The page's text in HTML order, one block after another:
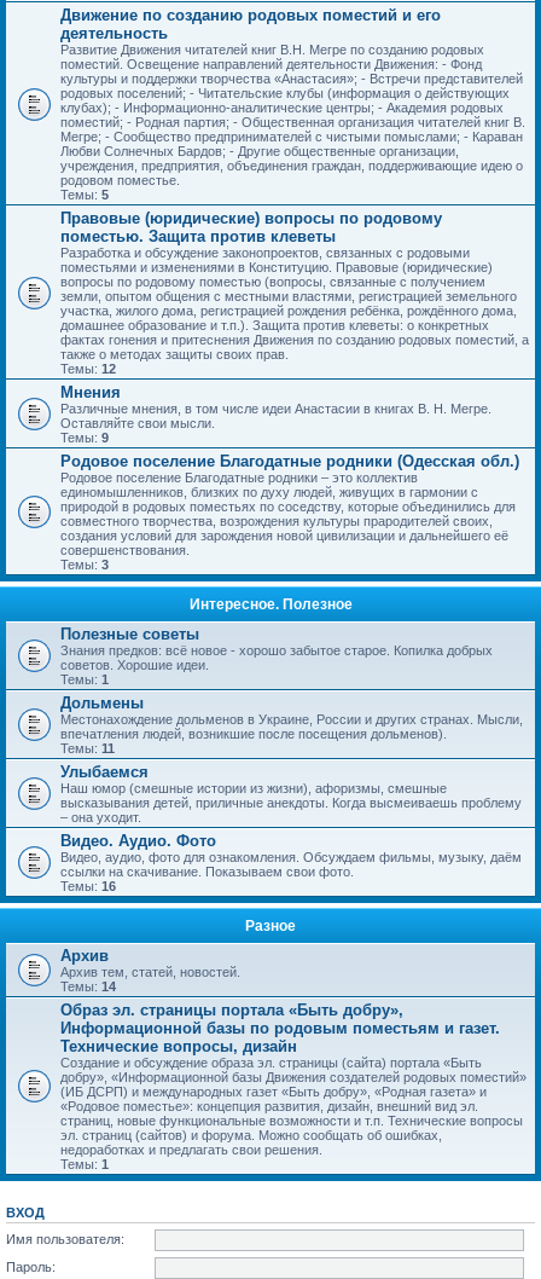
Движение по созданию родовых поместий и его
деятельность
Развитие Движения читателей книг В.Н. Мегре по созданию родовых
поместий. Освещение направлений деятельности Движения: - Фонд
культуры и поддержки творчества «Анастасия»; - Встречи представителей
родовых поселений; - Читательские клубы (информация о действующих
клубах); - Информационно-аналитические центры; - Академия родовых
поместий; - Родная партия; - Общественная организация читателей книг В.
Мегре; - Сообщество предпринимателей с чистыми помыслами; - Караван
Любви Солнечных Бардов; - Другие общественные организации,
учреждения, предприятия, объединения граждан, поддерживающие идею о
родовом поместье.
Темы: 5
Правовые (юридические) вопросы по родовому
поместью. Защита против клеветы
Разработка и обсуждение законопроектов, связанных с родовыми
поместьями и изменениями в Конституцию. Правовые (юридические)
вопросы по родовому поместью (вопросы, связанные с получением
земли, опытом общения с местными властями, регистрацией земельного
участка, жилого дома, регистрацией рождения ребёнка, рождённого дома,
домашнее образование и т.п.). Защита против клеветы: о конкретных
фактах гонения и притеснения Движения по созданию родовых поместий, а
также о методах защиты своих прав.
Темы: 12
Мнения
Различные мнения, в том числе идеи Анастасии в книгах В. Н. Мегре.
Оставляйте свои мысли.
Темы: 9
Родовое поселение Благодатные родники (Одесская обл.)
Родовое поселение Благодатные родники – это коллектив
единомышленников, близких по духу людей, живущих в гармонии с
природой в родовых поместьях по соседству, которые объединились для
совместного творчества, возрождения культуры прародителей своих,
создания условий для зарождения новой цивилизации и дальнейшего её
совершенствования.
Темы: 3
Интересное. Полезное
Полезные советы
Знания предков: всё новое - хорошо забытое старое. Копилка добрых
советов. Хорошие идеи.
Темы: 1
Дольмены
Местонахождение дольменов в Украине, России и других странах. Мысли,
впечатления людей, возникшие после посещения дольменов).
Темы: 11
Улыбаемся
Наш юмор (смешные истории из жизни), афоризмы, смешные
высказывания детей, приличные анекдоты. Когда высмеиваешь проблему
– она уходит.
Видео. Аудио. Фото
Видео, аудио, фото для ознакомления. Обсуждаем фильмы, музыку, даём
ссылки на скачивание. Показываем свои фото.
Темы: 16
Разное
Архив
Архив тем, статей, новостей.
Темы: 14
Образ эл. страницы портала «Быть добру»,
Информационной базы по родовым поместьям и газет.
Технические вопросы, дизайн
Создание и обсуждение образа эл. страницы (сайта) портала «Быть
добру», «Информационной базы Движения создателей родовых поместий»
(ИБ ДСРП) и международных газет «Быть добру», «Родная газета» и
«Родовое поместье»: концепция развития, дизайн, внешний вид эл.
страниц, новые функциональные возможности и т.п. Технические вопросы
эл. страниц (сайтов) и форума. Можно сообщать об ошибках,
недоработках и предлагать свои решения.
Темы: 1
ВХОД
Имя пользователя:
Пароль: